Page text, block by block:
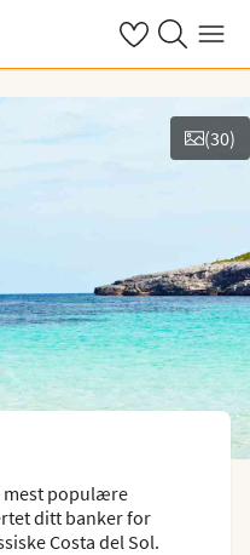
Se dine sparte
Søk påMeny
(30)
mest populære
ditt banker for
Costa del Sol.